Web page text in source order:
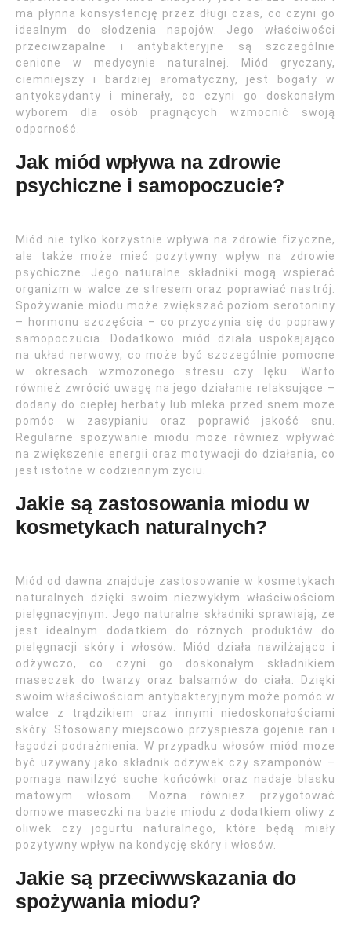
ma płynna konsystencję przez długi czas, co czyni go
idealnym do słodzenia napojów. Jego właściwości
przeciwzapalne i antybakteryjne są szczególnie
cenione w medycynie naturalnej. Miód gryczany,
ciemniejszy i bardziej aromatyczny, jest bogaty w
antyoksydanty i minerały, co czyni go doskonałym
wyborem dla osób pragnących wzmocnić swoją
odporność.
Jak miód wpływa na zdrowie
psychiczne i samopoczucie?
Miód nie tylko korzystnie wpływa na zdrowie fizyczne,
ale także może mieć pozytywny wpływ na zdrowie
psychiczne. Jego naturalne składniki mogą wspierać
organizm w walce ze stresem oraz poprawiać nastrój.
Spożywanie miodu może zwiększać poziom serotoniny
– hormonu szczęścia – co przyczynia się do poprawy
samopoczucia. Dodatkowo miód działa uspokajająco
na układ nerwowy, co może być szczególnie pomocne
w okresach wzmożonego stresu czy lęku. Warto
również zwrócić uwagę na jego działanie relaksujące –
dodany do ciepłej herbaty lub mleka przed snem może
pomóc w zasypianiu oraz poprawić jakość snu.
Regularne spożywanie miodu może również wpływać
na zwiększenie energii oraz motywacji do działania, co
jest istotne w codziennym życiu.
Jakie są zastosowania miodu w
kosmetykach naturalnych?
Miód od dawna znajduje zastosowanie w kosmetykach
naturalnych dzięki swoim niezwykłym właściwościom
pielęgnacyjnym. Jego naturalne składniki sprawiają, że
jest idealnym dodatkiem do różnych produktów do
pielęgnacji skóry i włosów. Miód działa nawilżająco i
odżywczo, co czyni go doskonałym składnikiem
maseczek do twarzy oraz balsamów do ciała. Dzięki
swoim właściwościom antybakteryjnym może pomóc w
walce z trądzikiem oraz innymi niedoskonałościami
skóry. Stosowany miejscowo przyspiesza gojenie ran i
łagodzi podrażnienia. W przypadku włosów miód może
być używany jako składnik odżywek czy szamponów –
pomaga nawilżyć suche końcówki oraz nadaje blasku
matowym włosom. Można również przygotować
domowe maseczki na bazie miodu z dodatkiem oliwy z
oliwek czy jogurtu naturalnego, które będą miały
pozytywny wpływ na kondycję skóry i włosów.
Jakie są przeciwwskazania do
spożywania miodu?